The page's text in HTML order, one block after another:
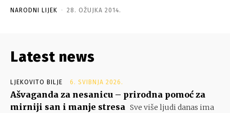
NARODNI LIJEK - 28. OŽUJKA 2014.
Latest news
LJEKOVITO BILJE 6. SVIBNJA 2026.
Ašvaganda za nesanicu – prirodna pomoć za
mirniji san i manje stresa Sve više ljudi danas ima